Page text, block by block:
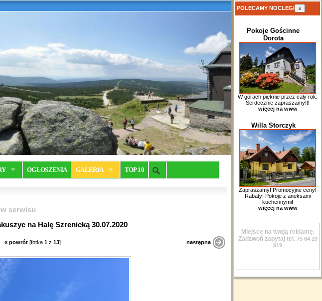
OGŁOSZENIA GALERIA TOP 10
serwisu
na Halę Szrenicką 30.07.2020
« powrót [fotka 1 z 13] następna
POLECAMY NOCLEGI x
Pokoje Gościnne
Dorota
W górach pięknie przez cały rok.
Serdecznie zapraszamy!!!
więcej na www
Willa Storczyk
Zapraszamy! Promocyjne ceny!
Rabaty! Pokoje z aneksami
kuchennymi!
więcej na www
Miejsce na twoją reklamę.
Zadzwoń zapytaj tel. 75 64 19
919